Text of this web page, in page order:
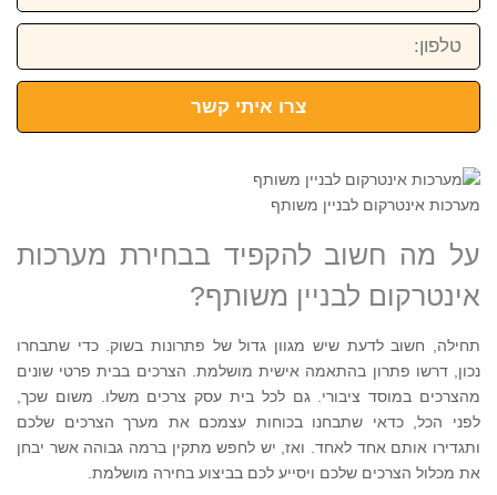
טלפון:
צרו איתי קשר
מערכות אינטרקום לבניין משותף
על מה חשוב להקפיד בבחירת מערכות
אינטרקום לבניין משותף?
תחילה, חשוב לדעת שיש מגוון גדול של פתרונות בשוק. כדי שתבחרו
נכון, דרשו פתרון בהתאמה אישית מושלמת. הצרכים בבית פרטי שונים
מהצרכים במוסד ציבורי. גם לכל בית עסק צרכים משלו. משום שכך,
לפני הכל, כדאי שתבחנו בכוחות עצמכם את מערך הצרכים שלכם
ותגדירו אותם אחד לאחד. ואז, יש לחפש מתקין ברמה גבוהה אשר יבחן
את מכלול הצרכים שלכם ויסייע לכם בביצוע בחירה מושלמת.